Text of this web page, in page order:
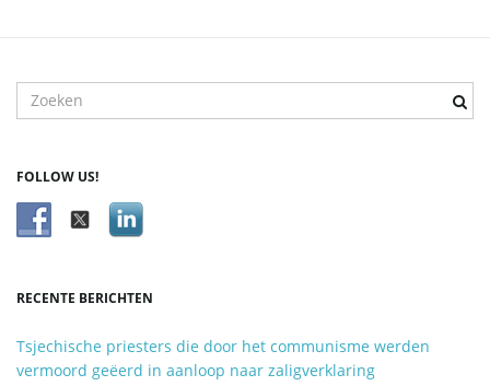
r
w
o
z
e
k
FOLLOW US!
RECENTE BERICHTEN
Tsjechische priesters die door het communisme werden
vermoord geëerd in aanloop naar zaligverklaring